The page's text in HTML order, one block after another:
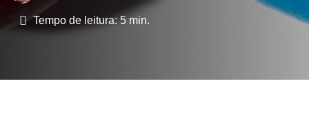
Tempo de leitura: 5 min.